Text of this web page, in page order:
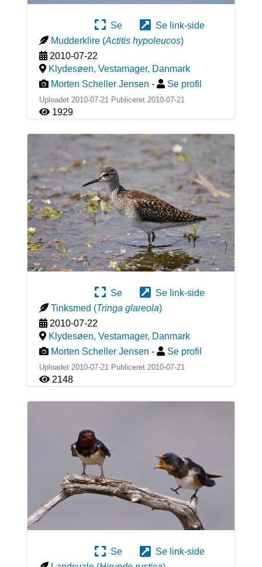
Se
Se link-side
Mudderklire (Actitis hypoleucos)
2010-07-22
Klydesøen, Vestamager, Danmark
Morten Scheller Jensen - Se profil
Uploadet 2010-07-21 Publiceret 2010-07-21
1929
Se
Se link-side
Tinksmed (Tringa glareola)
2010-07-22
Klydesøen, Vestamager, Danmark
Morten Scheller Jensen - Se profil
Uploadet 2010-07-21 Publiceret 2010-07-21
2148
Se
Se link-side